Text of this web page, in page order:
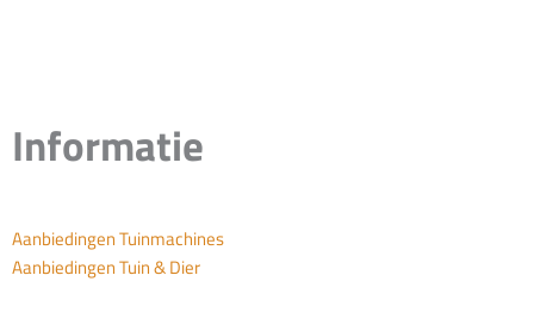
Informatie
Aanbiedingen Tuinmachines
Aanbiedingen Tuin & Dier